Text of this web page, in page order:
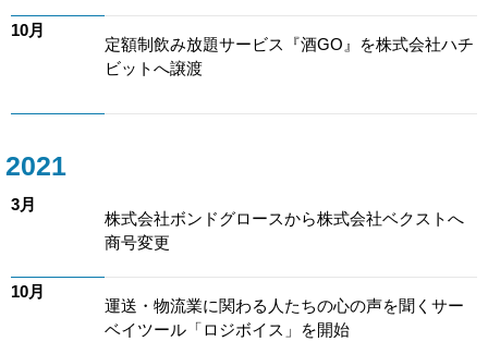
10月
定額制飲み放題サービス『酒GO』を株式会社ハチ
ビットへ譲渡
2021
3月
株式会社ボンドグロースから株式会社ベクストへ
商号変更
10月
運送・物流業に関わる人たちの心の声を聞くサー
ベイツール「ロジボイス」を開始